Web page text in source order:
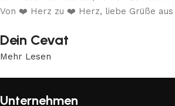
Von ❤️ Herz zu ❤️ Herz, liebe Grüße aus
Dein Cevat
Mehr Lesen
Unternehmen